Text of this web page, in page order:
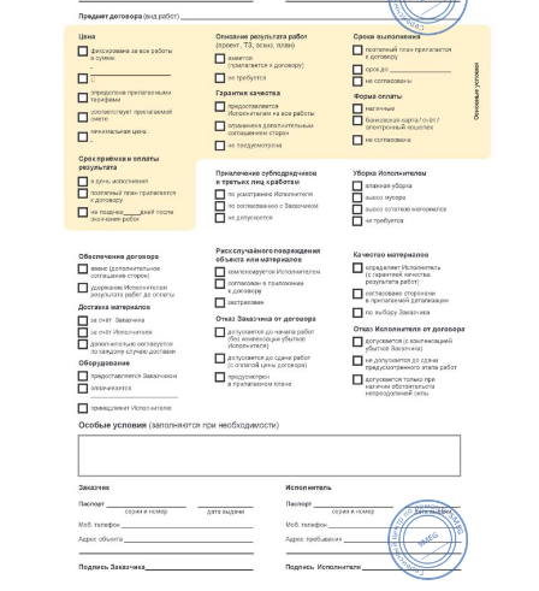
метро Маяковская
метро Площадь Революции
метро Проспект Вернадского
метро Планерная
метро Новые Черёмушки
метро Петровско-Разумовская
метро Новокузнецкая
метро Партизанская
метро Румянцево
метро Полежаевская